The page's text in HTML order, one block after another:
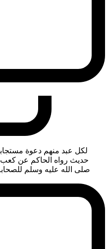
لكل عبد منهم دعوة
حديث رواه الحاكم عن
صلى الله عليه وسلم